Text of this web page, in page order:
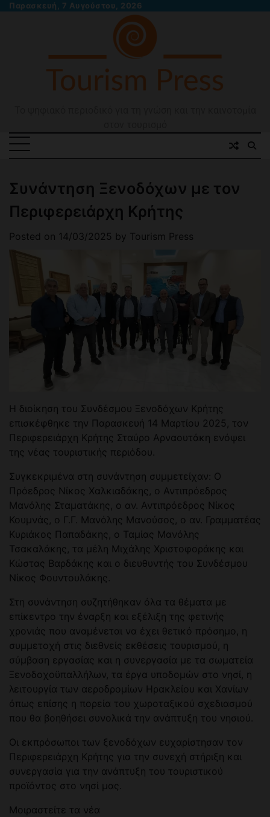
SkipΠαρασκευή, 7 Αυγούστου, 2026
Συνάντηση Ξενοδόχων με τον
Περιφερειάρχη Κρήτης
Posted on 14/03/2025 by Tourism Press
Η διοίκηση του Συνδέσμου Ξενοδόχων Κρήτης
επισκέφθηκε την Παρασκευή 14 Μαρτίου 2025, τον
Περιφερειάρχη Κρήτης Σταύρο Αρναουτάκη ενόψει
της νέας τουριστικής περιόδου.
Συγκεκριμένα στη συνάντηση συμμετείχαν: Ο
Πρόεδρος Νίκος Χαλκιαδάκης, ο Αντιπρόεδρος
Μανόλης Σταματάκης, ο αν. Αντιπρόεδρος Νίκος
Κουμνάς, ο Γ.Γ. Μανόλης Μανούσος, ο αν. Γραμματέας
Κυριάκος Παπαδάκης, ο Ταμίας Μανόλης
Τσακαλάκης, τα μέλη Μιχάλης Χριστοφοράκης και
Κώστας Βαρδάκης και ο διευθυντής του Συνδέσμου
Νίκος Φουντουλάκης.
Στη συνάντηση συζητήθηκαν όλα τα θέματα με
επίκεντρο την έναρξη και εξέλιξη της φετινής
χρονιάς που αναμένεται να έχει θετικό πρόσημο, η
συμμετοχή στις διεθνείς εκθέσεις τουρισμού, η
σύμβαση εργασίας και η συνεργασία με τα σωματεία
Ξενοδοχοϋπαλλήλων, τα έργα υποδομών στο νησί, η
λειτουργία των αεροδρομίων Ηρακλείου και Χανίων
όπως επίσης η πορεία του χωροταξικού σχεδιασμού
που θα βοηθήσει συνολικά την ανάπτυξη του νησιού.
Οι εκπρόσωποι των ξενοδόχων ευχαρίστησαν τον
Περιφερειάρχη Κρήτης για την συνεχή στήριξη και
συνεργασία για την ανάπτυξη του τουριστικού
προϊόντος στο νησί μας.
Μοιραστείτε τα νέα